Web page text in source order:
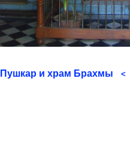
Пушкар и храм Брахмы <